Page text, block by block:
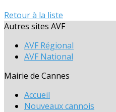
Retour à la liste
Autres sites AVF
AVF Régional
AVF National
Mairie de Cannes
Accueil
Nouveaux cannois